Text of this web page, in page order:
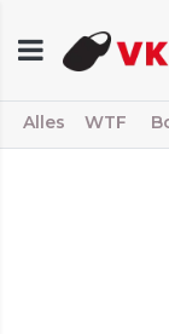
Alles WTF